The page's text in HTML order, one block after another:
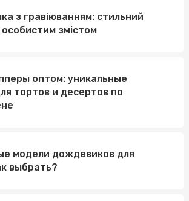
з гравіюванням: стильний
змістом
оптом: уникальные
тортов и десертов по
модели дождевиков для
выбрать?